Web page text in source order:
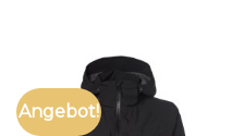
Angebot!